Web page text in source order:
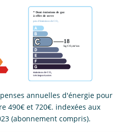
annuelles d'énergie pour
490€ et 720€. indexées aux
(abonnement compris).